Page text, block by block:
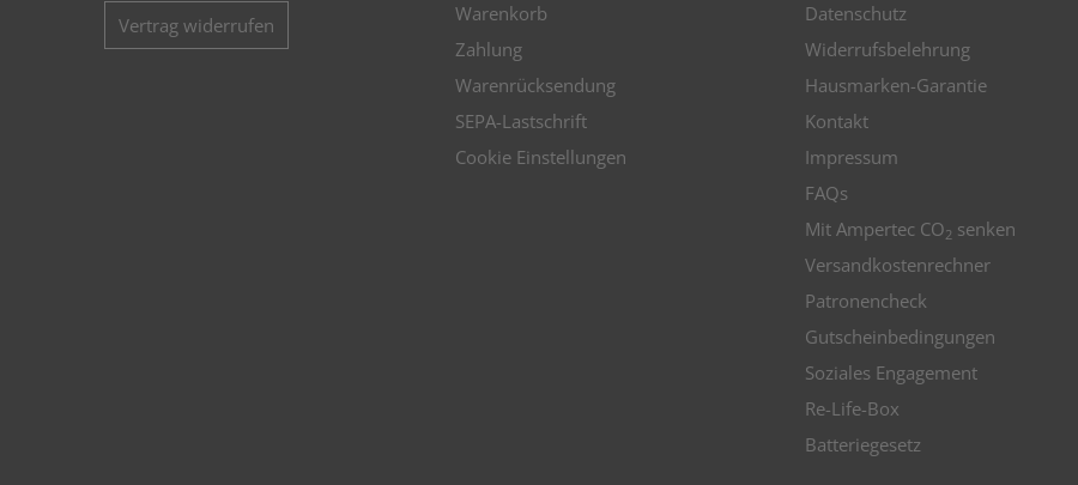
Vertrag widerrufen
Warenkorb
Zahlung
Warenrücksendung
SEPA-Lastschrift
Cookie Einstellungen
Datenschutz
Widerrufsbelehrung
Hausmarken-Garantie
Kontakt
Impressum
FAQs
Mit Ampertec CO2 senken
Versandkostenrechner
Patronencheck
Gutscheinbedingungen
Soziales Engagement
Re-Life-Box
Batteriegesetz